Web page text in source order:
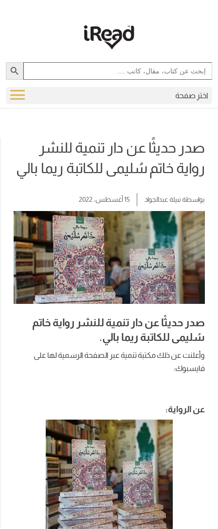
Search
for:
Search Button
اختر صفحة
صدر حديثًا عن دار تنمية للنشر
رواية خاتم سُليمى للكاتبة ريما بالي
بواسطةنبيلة عبدالجواد 15 أغسطس، 2022
صدر حديثًا عن دار تنمية للنشر رواية خاتم
سُليمى للكاتبة ريما بالي.
وأعلنت عن ذلك مكتبة تنمية عبر الصفحة الرسمية لها على
فايسبوك:
عن الرواية: